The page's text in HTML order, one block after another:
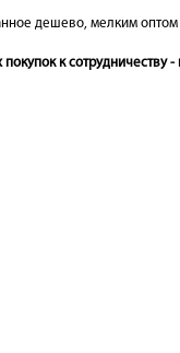
дешево, мелким оптом
к сотрудничеству